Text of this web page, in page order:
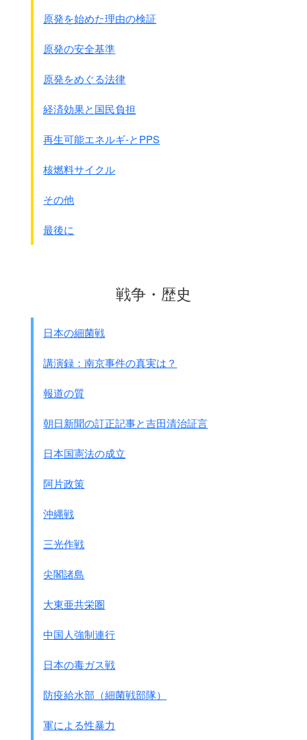
その危険の殆どを受け持つ事になるでしょう。
希望に満ちた明るい生活をしなければなりません。
原発を始めた理由の検証
原発の安全基準
原発をめぐる法律
経済効果と国民負担
再生可能エネルギ-とPPS
核燃料サイクル
その他
最後に
戦争・歴史
日本の細菌戦
講演録：南京事件の真実は？
報道の質
朝日新聞の訂正記事と吉田清治証言
日本国憲法の成立
阿片政策
沖縄戦
三光作戦
尖閣諸島
大東亜共栄圏
中国人強制連行
日本の毒ガス戦
防疫給水部（細菌戦部隊）
軍による性暴力